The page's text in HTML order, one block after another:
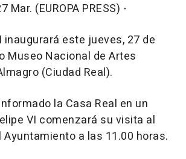
Mar. (EUROPA PRESS) -
inaugurará este jueves, 27 de
Museo Nacional de Artes
(Ciudad Real).
la Casa Real en un
VI comenzará su visita al
a las 11.00 horas.